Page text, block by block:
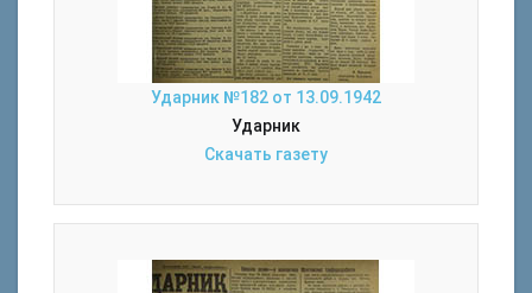
Ударник №182 от 13.09.1942
Ударник
Скачать газету